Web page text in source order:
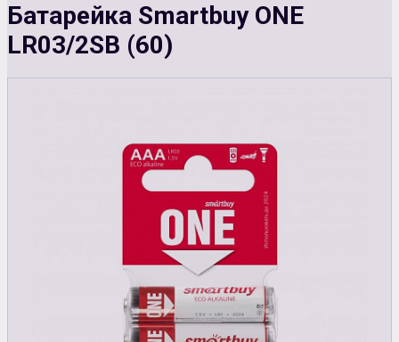
Батарейка Smartbuy ONE
LR03/2SB (60)